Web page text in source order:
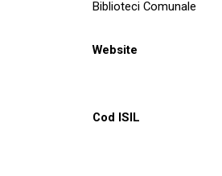
Biblioteci Comunale
Website
Cod ISIL